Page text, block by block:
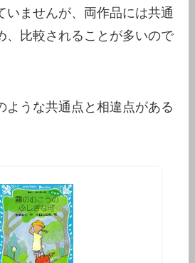
いませんが、両作品には共通
、比較されることが多いので
ような共通点と相違点がある